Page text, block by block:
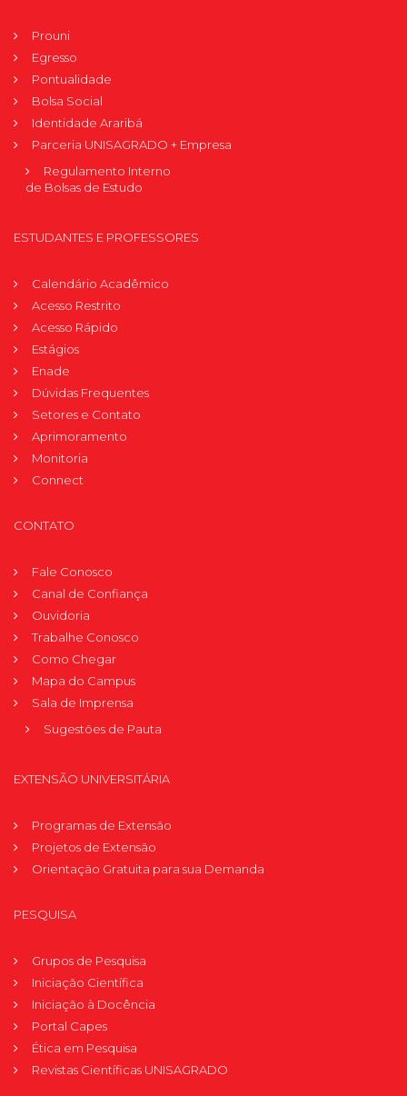
Prouni
Egresso
Pontualidade
Bolsa Social
Identidade Araribá
Parceria UNISAGRADO + Empresa
Regulamento Interno
de Bolsas de Estudo
ESTUDANTES E PROFESSORES
Calendário Acadêmico
Acesso Restrito
Acesso Rápido
Estágios
Enade
Dúvidas Frequentes
Setores e Contato
Aprimoramento
Monitoria
Connect
CONTATO
Fale Conosco
Canal de Confiança
Ouvidoria
Trabalhe Conosco
Como Chegar
Mapa do Campus
Sala de Imprensa
Sugestões de Pauta
EXTENSÃO UNIVERSITÁRIA
Programas de Extensão
Projetos de Extensão
Orientação Gratuita para sua Demanda
PESQUISA
Grupos de Pesquisa
Iniciação Científica
Iniciação à Docência
Portal Capes
Ética em Pesquisa
Revistas Científicas UNISAGRADO